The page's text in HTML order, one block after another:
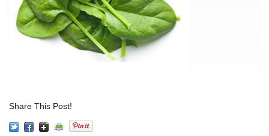
Share This Post!